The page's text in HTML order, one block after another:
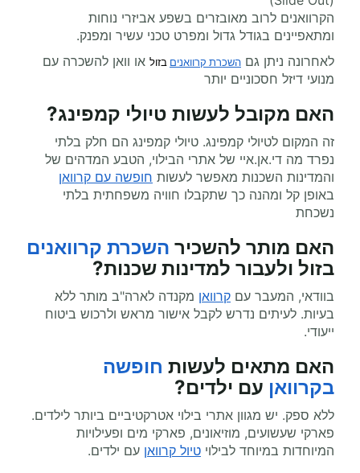
הקרוואנים לרוב מאובזרים בשפע אביזרי נוחות
ומתאפיינים בגודל גדול ומפרט טכני עשיר ומפנק.
לאחרונה ניתן גם השכרת קרוואנים בזול או וואן להשכרה עם
מנועי דיזל חסכוניים יותר
האם מקובל לעשות טיולי קמפינג?
זה המקום לטיולי קמפינג. טיולי קמפינג הם חלק בלתי
נפרד מה די.אן.איי של אתרי הבילוי, הטבע המדהים של
והמדינות השכנות מאפשר לעשות חופשה עם קרוואן
באופן קל ומהנה כך שתקבלו חוויה משפחתית בלתי
נשכחת
האם מותר להשכיר השכרת קרוואנים
בזול ולעבור למדינות שכנות?
בוודאי, המעבר עם קרוואן מקנדה לארה"ב מותר ללא
בעיות. לעיתים נדרש לקבל אישור מראש ולרכוש ביטוח
ייעודי.
האם מתאים לעשות חופשה
בקרוואן עם ילדים?
ללא ספק. יש מגוון אתרי בילוי אטרקטיביים ביותר לילדים.
פארקי שעשועים, מוזיאונים, פארקי מים ופעילויות
המיוחדות במיוחד לבילוי טיול קרוואן עם ילדים.